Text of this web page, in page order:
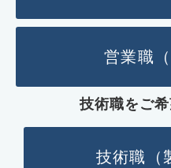
営業職（
技術職をご
技術職（